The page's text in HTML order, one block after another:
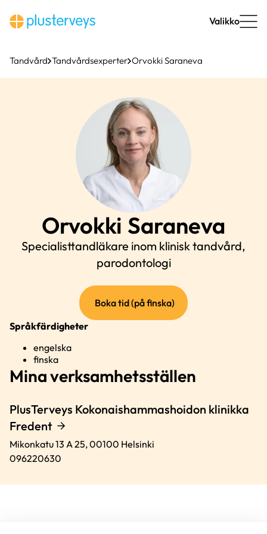
till
innehåll
Valikko
Tandvård Tandvårdsexperter Orvokki Saraneva
Orvokki Saraneva
Specialisttandläkare inom klinisk tandvård,
parodontologi
Boka tid (på finska)(extern
länk)
Språkfärdigheter
engelska
finska
Mina verksamhetsställen
PlusTerveys Kokonaishammashoidon klinikka
Fredent
Mikonkatu 13 A 25,00100 Helsinki
096220630